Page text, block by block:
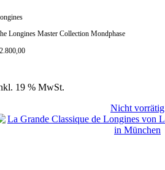
Longines Master Collection Mondphase
2.800,00
19 % MwSt.
Nicht vorrätig